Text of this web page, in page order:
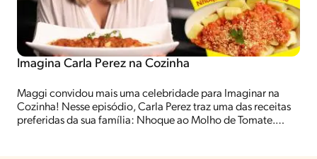
Imagina Carla Perez na Cozinha
Maggi convidou mais uma celebridade para Imaginar na
Cozinha! Nesse episódio, Carla Perez traz uma das receitas
preferidas da sua família: Nhoque ao Molho de Tomate.